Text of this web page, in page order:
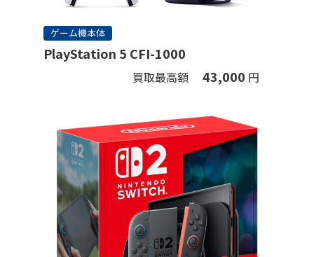
ゲーム機本体
PlayStation 5 CFI-1000
買取最高額 43,000 円